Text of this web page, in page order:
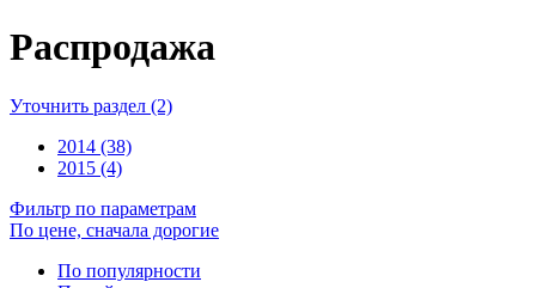
Распродажа
Уточнить раздел (2)
2014 (38)
2015 (4)
Фильтр по параметрам
По цене, сначала дорогие
По популярности